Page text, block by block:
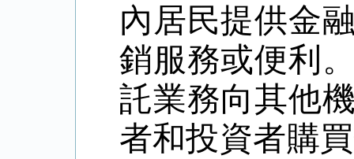
內居民提供金
銷服務或便利
託業務向其他
者和投資者購